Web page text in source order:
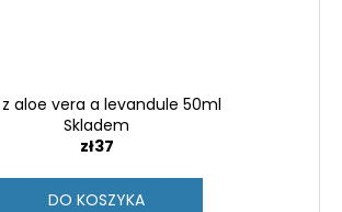
aloe vera a levandule 50ml
Skladem
zł37
DO KOSZYKA